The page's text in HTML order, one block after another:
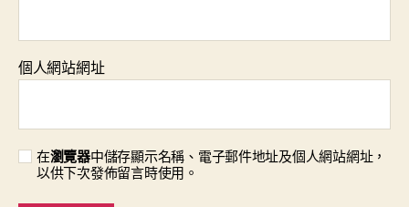
個人網站網址
在瀏覽器中儲存顯示名稱、電子郵件地址及個人網站網址，
以供下次發佈留言時使用。